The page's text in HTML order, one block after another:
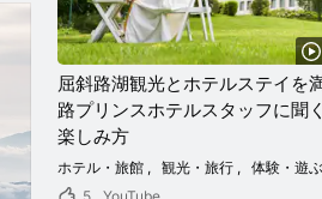
屈斜路湖観光とホテルステイを
路プリンスホテルスタッフに聞
楽しみ方
ホテル・旅館 観光・旅行
体験・遊ぶ